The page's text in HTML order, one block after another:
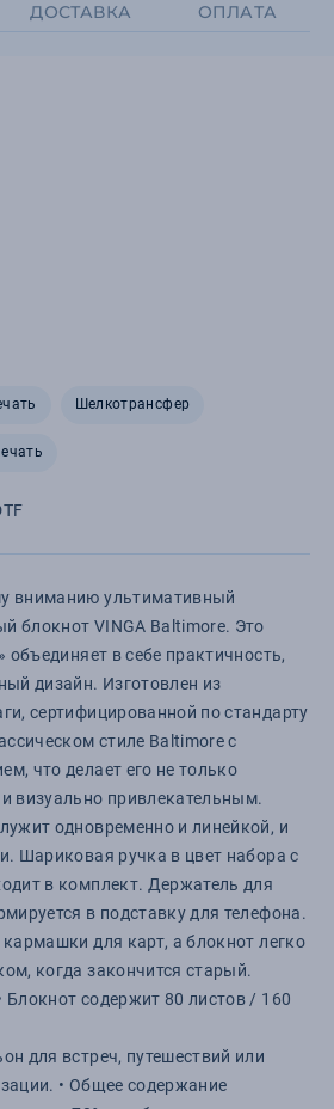
ДОСТАВКА ОПЛАТА
Шелкотрансфер
вниманию ультимативный
блокнот VINGA Baltimore. Это
объединяет в себе практичность,
дизайн. Изготовлен из
сертифицированной по стандарту
стиле Baltimore с
что делает его не только
визуально привлекательным.
одновременно и линейкой, и
Шариковая ручка в цвет набора с
в комплект. Держатель для
в подставку для телефона.
для карт, а блокнот легко
когда закончится старый.
содержит 80 листов / 160
для встреч, путешествий или
• Общее содержание